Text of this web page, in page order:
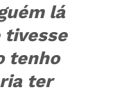
lá
tivesse
tenho
ter